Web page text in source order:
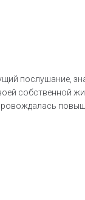
послушание,
собственной